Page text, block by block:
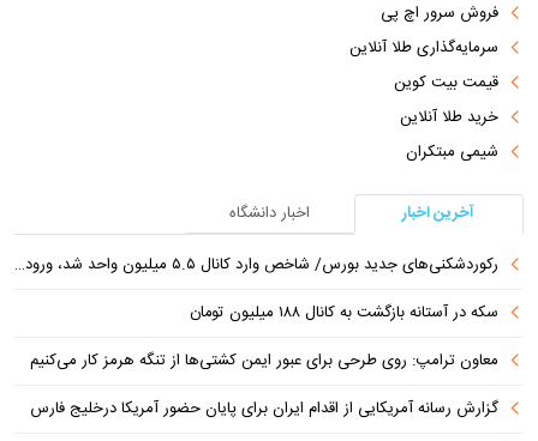
فروش سرور اچ پی
سرمایه‌گذاری طلا آنلاین
قیمت بیت کوین
خرید طلا آنلاین
شیمی مبتکران
آخرین اخبار
اخبار دانشگاه
رکوردشکنی‌های جدید بورس/ شاخص وارد کانال ۵.۵ میلیون واحد شد، ورود ۹ همت پول حقیقی
سکه در آستانه بازگشت به کانال ۱۸۸ میلیون تومان
معاون ترامپ: روی طرحی برای عبور ایمن کشتی‌ها از تنگه هرمز کار می‌کنیم
گزارش رسانه آمریکایی از اقدام ایران برای پایان حضور آمریکا درخلیج فارس